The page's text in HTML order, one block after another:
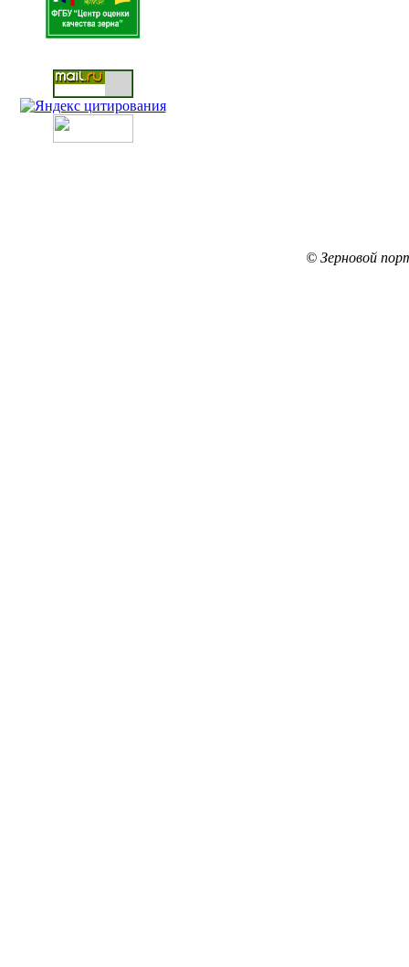
© Зерновой